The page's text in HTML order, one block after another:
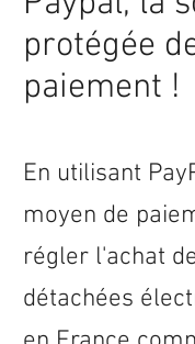
protégée
paiement !
En utilisant
moyen de
régler l'achat
détachées